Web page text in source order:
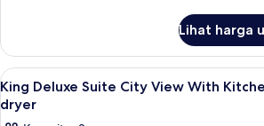
View
With
Kitchen
And
King
Junior
Suite
Park
View
Lihat harga
Lihat
semua
foto
Minibar,
7
King Deluxe Suite City View With
dryer